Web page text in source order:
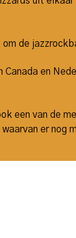
de
en
een van de
er nog